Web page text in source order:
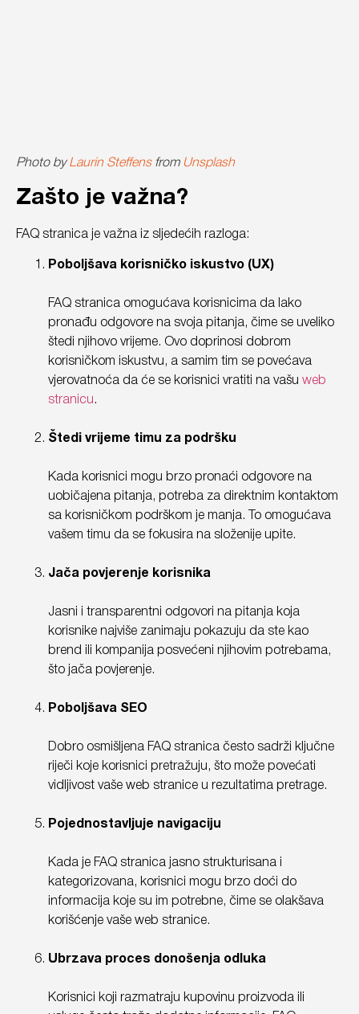
Photo by Laurin Steffensfrom Unsplash
Zašto je važna?
FAQ stranica je važna iz sljedećih razloga:
Poboljšava korisničko iskustvo (UX)
FAQ stranica omogućava korisnicima da lako
pronađu odgovore na svoja pitanja, čime se uveliko
štedi njihovo vrijeme. Ovo doprinosi dobrom
korisničkom iskustvu, a samim tim se povećava
vjerovatnoća da će se korisnici vratiti na vašu web
stranicu .
Štedi vrijeme timu za podršku
Kada korisnici mogu brzo pronaći odgovore na
uobičajena pitanja, potreba za direktnim kontaktom
sa korisničkom podrškom je manja. To omogućava
vašem timu da se fokusira na složenije upite.
Jača povjerenje korisnika
Jasni i transparentni odgovori na pitanja koja
korisnike najviše zanimaju pokazuju da ste kao
brend ili kompanija posvećeni njihovim potrebama,
što jača povjerenje.
Poboljšava SEO
Dobro osmišljena FAQ stranica često sadrži ključne
riječi koje korisnici pretražuju, što može povećati
vidljivost vaše web stranice u rezultatima pretrage.
Pojednostavljuje navigaciju
Kada je FAQ stranica jasno strukturisana i
kategorizovana, korisnici mogu brzo doći do
informacija koje su im potrebne, čime se olakšava
korišćenje vaše web stranice.
Ubrzava proces donošenja odluka
Korisnici koji razmatraju kupovinu proizvoda ili